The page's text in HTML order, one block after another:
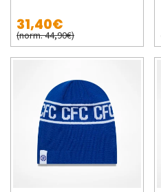
31,40€
(norm. 44,90€)